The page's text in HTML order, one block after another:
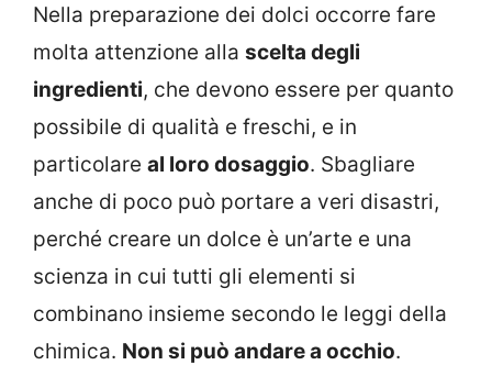
Nella preparazione dei dolci occorre fare
molta attenzione alla scelta degli
ingredienti, che devono essere per quanto
possibile di qualità e freschi, e in
particolare al loro dosaggio. Sbagliare
anche di poco può portare a veri disastri,
perché creare un dolce è un’arte e una
scienza in cui tutti gli elementi si
combinano insieme secondo le leggi della
chimica. Non si può andare a occhio.